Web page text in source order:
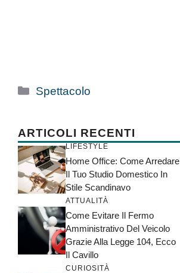
Categorie
Spettacolo
ARTICOLI RECENTI
LIFESTYLE
Home Office: Come Arredare
Il Tuo Studio Domestico In
Stile Scandinavo
ATTUALITÀ
Come Evitare Il Fermo
Amministrativo Del Veicolo
Grazie Alla Legge 104, Ecco
Il Cavillo
CURIOSITÀ